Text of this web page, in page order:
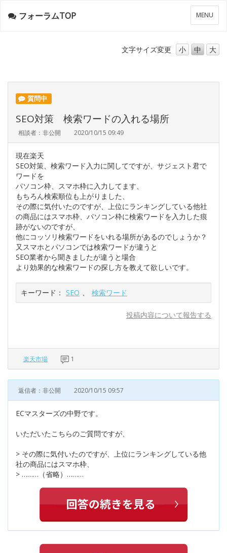
メ
ニ
ー
MENU
フォーラムTOP
文字サイズ変更 小 中 大
質問中
SEO対策 検索ワードの入れる場所
相談者：非公開 2020/10/15 09:49
現在楽天
SEO対策、検索ワード入力に関してですが、サジェスト君で
ワードを
パソコン枠、スマホ枠に入力してます、
もちろん検索順位も上がりました、
その際に気付いたのですが、上位にランキングしている他社
の商品にはスマホ枠、パソコン枠に検索ワードを入力した痕
跡がないのですが、
他にコッソリ検索ワードをいれる場所があるのでしょうか？
又スマホとパソコンでは検索ワードが違うと
SEO業者から聞きましたが違うと場合
より効果的な検索ワードの探し方を教えて欲しいです。
キーワード： SEO 、 検索ワード
投稿内容について報告する
楽天市場 1
返信者：非公開 2020/10/15 09:57
ECマスターズの中野です。
いただいたこちらのご質問ですが、
> その際に気付いたのですが、上位にランキングしている他
社の商品にはスマホ枠、
> ………（省略）………